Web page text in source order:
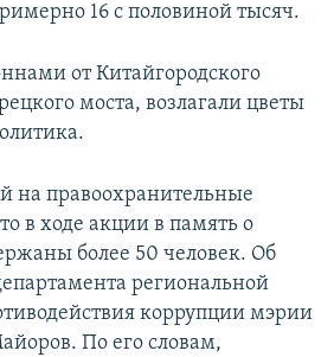
16 с половиной тысяч.
от Китайгородского
моста, возлагали цветы
на правоохранительные
в ходе акции в память о
более 50 человек. Об
региональной
коррупции мэрии
По его словам,